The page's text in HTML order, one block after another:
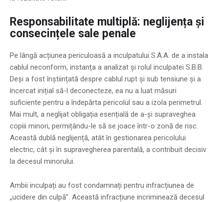
Responsabilitate multiplă: neglijența și
consecințele sale penale
Pe lângă acțiunea periculoasă a inculpatului S.A.A. de a instala
cablul neconform, instanța a analizat și rolul inculpatei S.B.B.
Deși a fost înștiințată despre cablul rupt și sub tensiune și a
încercat inițial să-l deconecteze, ea nu a luat măsuri
suficiente pentru a îndepărta pericolul sau a izola perimetrul.
Mai mult, a neglijat obligația esențială de a-și supraveghea
copiii minori, permițându-le să se joace într-o zonă de risc.
Această dublă neglijență, atât în gestionarea pericolului
electric, cât și în supravegherea parentală, a contribuit decisiv
la decesul minorului.
Ambii inculpați au fost condamnați pentru infracțiunea de
„ucidere din culpă”. Această infracțiune incriminează decesul